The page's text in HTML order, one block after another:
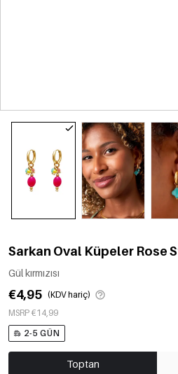
Sarkan Oval Küpeler Rose
Gül kırmızısı
€4,95 (KDV hariç)
MSRP €14,99
2-5 GÜN
Toptan